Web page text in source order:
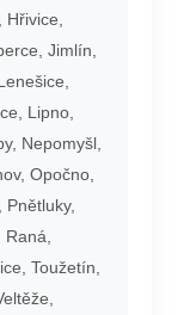
Jimlín,
Lipno,
Nepomyšl,
Opočno,
Toužetín,